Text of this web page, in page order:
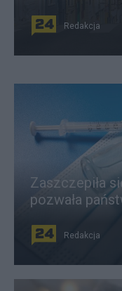
Redakcja
Zaszczepiła
pozwała
Redakcja